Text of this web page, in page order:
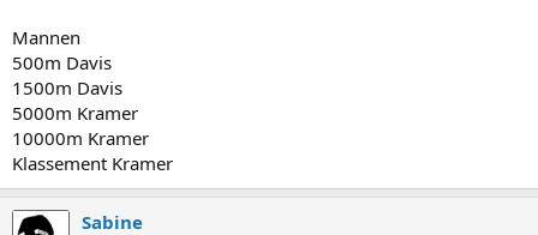
Mannen
500m Davis
1500m Davis
5000m Kramer
10000m Kramer
Klassement Kramer
Sabine